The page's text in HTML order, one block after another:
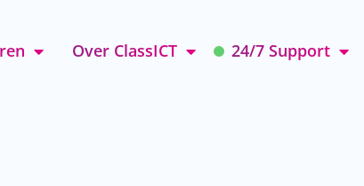
Over ClassICT 24/7 Support